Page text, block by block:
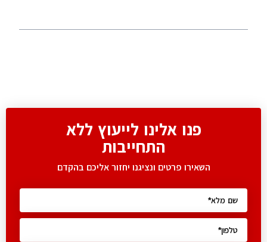
פנו אלינו לייעוץ ללא
התחייבות
השאירו פרטים ונציגנו יחזור אליכם בהקדם